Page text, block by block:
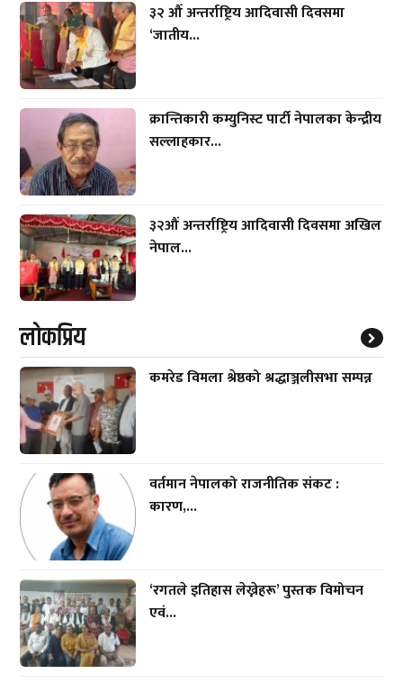
३२ औँ अन्तर्राष्ट्रिय आदिवासी दिवसमा
‘जातीय...
क्रान्तिकारी कम्युनिस्ट पार्टी नेपालका केन्द्रीय
सल्लाहकार...
३२औं अन्तर्राष्ट्रिय आदिवासी दिवसमा अखिल
नेपाल...
लाेकप्रिय
कमरेड विमला श्रेष्ठको श्रद्धाञ्जलीसभा सम्पन्न
वर्तमान नेपालको राजनीतिक संकट :
कारण,...
‘रगतले इतिहास लेख्नेहरू’ पुस्तक विमोचन
एवं...